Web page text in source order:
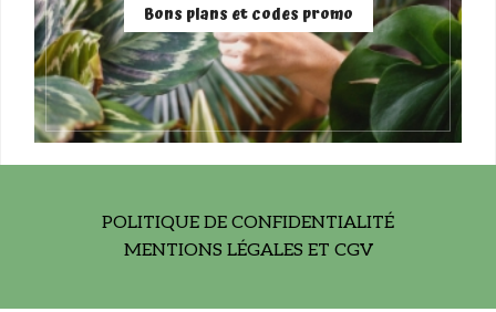
Bons plans et codes promo
POLITIQUE DE CONFIDENTIALITÉ
MENTIONS LÉGALES ET CGV